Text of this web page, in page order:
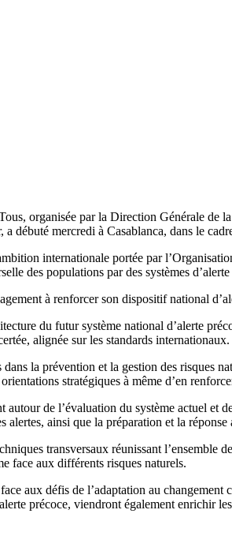
organisée par la Direction Générale
débuté mercredi à Casablanca, dans le
internationale portée par
des populations par des systèmes
à renforcer son dispositif national
du futur système national d’alerte
alignée sur les standards internationaux.
la prévention et la gestion des risques
stratégiques à même d’en
de l’évaluation du système actuel
ainsi que la préparation et la réponse
transversaux réunissant
face aux différents risques naturels.
aux défis de l’adaptation au
précoce, viendront également enrichir